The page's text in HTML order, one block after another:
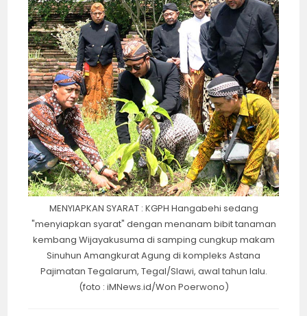
MENYIAPKAN SYARAT : KGPH Hangabehi sedang
"menyiapkan syarat" dengan menanam bibit tanaman
kembang Wijayakusuma di samping cungkup makam
Sinuhun Amangkurat Agung di kompleks Astana
Pajimatan Tegalarum, Tegal/Slawi, awal tahun lalu.
(foto : iMNews.id/Won Poerwono)